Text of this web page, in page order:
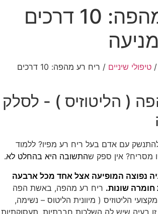
ריח רע מהפה: 10 דרכים
/ טיפולי שיניים /
ריח רע מהפה: 10 דרכים
( הליטוזיס ) - לסלק
עם אדם בעל ריח רע מפיו? ללמוד
מסריח? אין ספק שהתשובה היא בהחלט לא.
נפוצה המופיעה אצל אחד מכל ארבעה
חומרה שונות. ריח רע מהפה, באשת הפה
הליטוזיס ( מיוונית הליטוס – נשימה,
זו בעיה שיש לה השלכות חברתיות, תעסוקתיות